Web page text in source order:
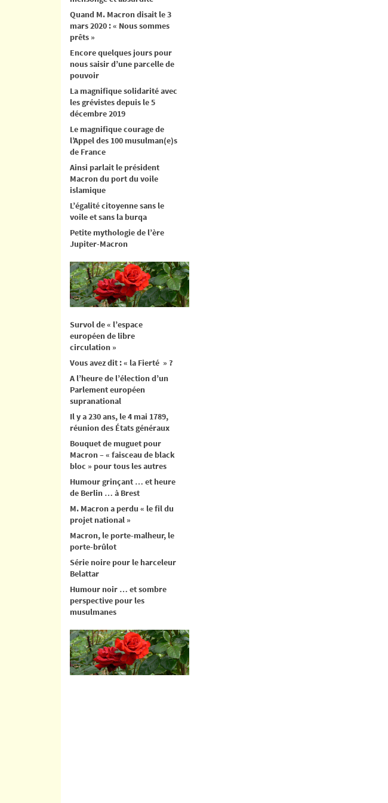
Quand M. Macron disait le 3
mars 2020 : « Nous sommes
prêts »
Encore quelques jours pour
nous saisir d’une parcelle de
pouvoir
La magnifique solidarité avec
les grévistes depuis le 5
décembre 2019
Le magnifique courage de
l’Appel des 100 musulman(e)s
de France
Ainsi parlait le président
Macron du port du voile
islamique
L’égalité citoyenne sans le
voile et sans la burqa
Petite mythologie de l’ère
Jupiter-Macron
Survol de « l’espace
européen de libre
circulation »
Vous avez dit : « la Fierté » ?
A l’heure de l’élection d’un
Parlement européen
supranational
Il y a 230 ans, le 4 mai 1789,
réunion des États généraux
Bouquet de muguet pour
Macron – « faisceau de black
bloc » pour tous les autres
Humour grinçant … et heure
de Berlin … à Brest
M. Macron a perdu « le fil du
projet national »
Macron, le porte-malheur, le
porte-brûlot
Série noire pour le harceleur
Belattar
Humour noir … et sombre
perspective pour les
musulmanes